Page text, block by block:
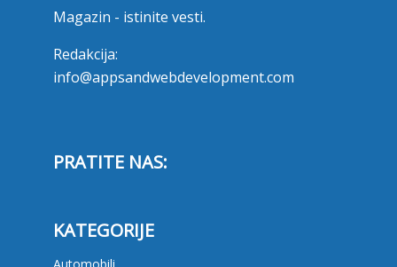
Magazin - istinite vesti.
Redakcija:
info@appsandwebdevelopment.com
PRATITE NAS:
KATEGORIJE